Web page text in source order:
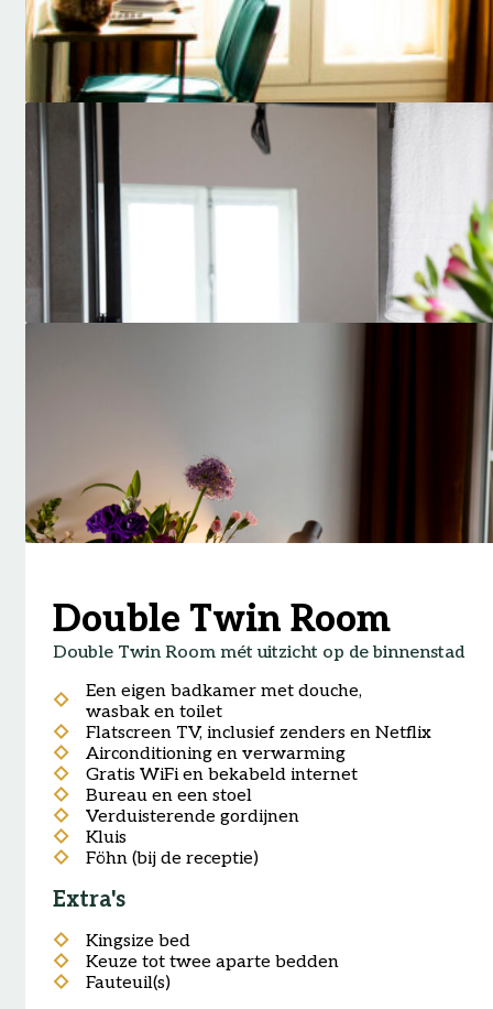
Double Twin Room
Double Twin Room mét uitzicht op de binnenstad
Een eigen badkamer met douche,
wasbak en toilet
Flatscreen TV, inclusief zenders en Netflix
Airconditioning en verwarming
Gratis WiFi en bekabeld internet
Bureau en een stoel
Verduisterende gordijnen
Kluis
Föhn (bij de receptie)
Extra's
Kingsize bed
Keuze tot twee aparte bedden
Fauteuil(s)